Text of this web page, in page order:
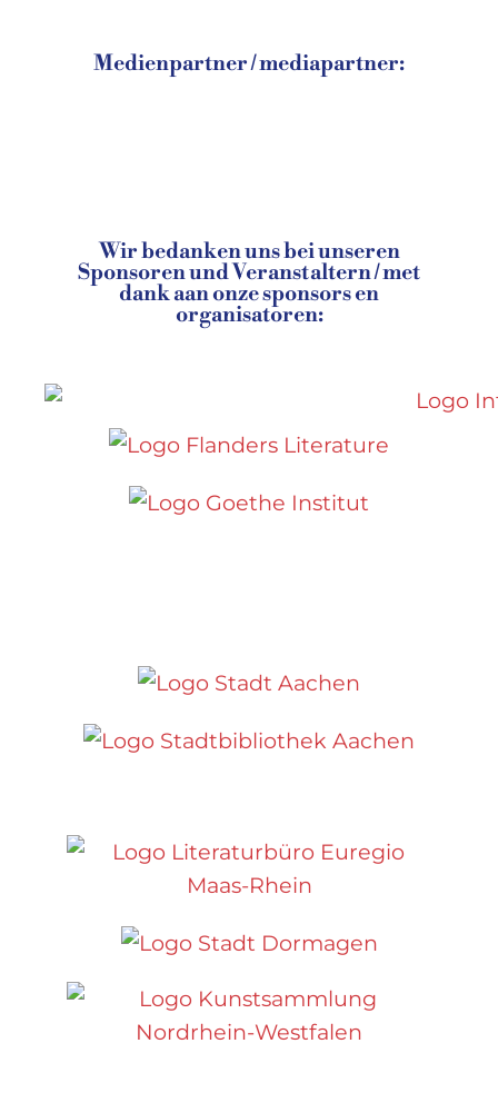
Medienpartner / mediapartner:
Wir bedanken uns bei unseren
Sponsoren und Veranstaltern / met
dank aan onze sponsors en
organisatoren: